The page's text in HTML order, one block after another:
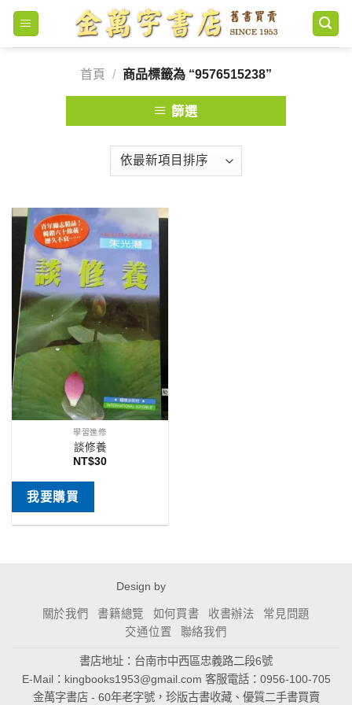
Skip
content
首頁
/ 商品標籤為 “9576515238”
篩選
學習進修
談修養
NT$30
我要購買
Design by
關於我們 書籍總覽 如何買書 收書辦法
常見問題
交通位置
聯絡我們
書店地址：台南市中西區忠義路二段6號
E-Mail： kingbooks1953@gmail.com 客服電話：0956-100-705
金萬字書店 - 60年老字號，珍版古書收藏、優質二手書買賣